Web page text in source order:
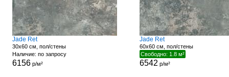
Jade Ret
30x60 см, пол/стены
Наличие: по запросу
6156р/м²
Jade Ret
60x60 см, пол/стены
Свободно: 1.8 м²
6542 р/м²